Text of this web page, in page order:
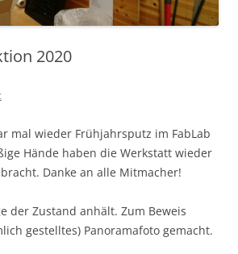
2020
mal wieder Frühjahrsputz im FabLab
Hände haben die Werkstatt wieder
Danke an alle Mitmacher!
der Zustand anhält. Zum Beweis
gestelltes) Panoramafoto gemacht.